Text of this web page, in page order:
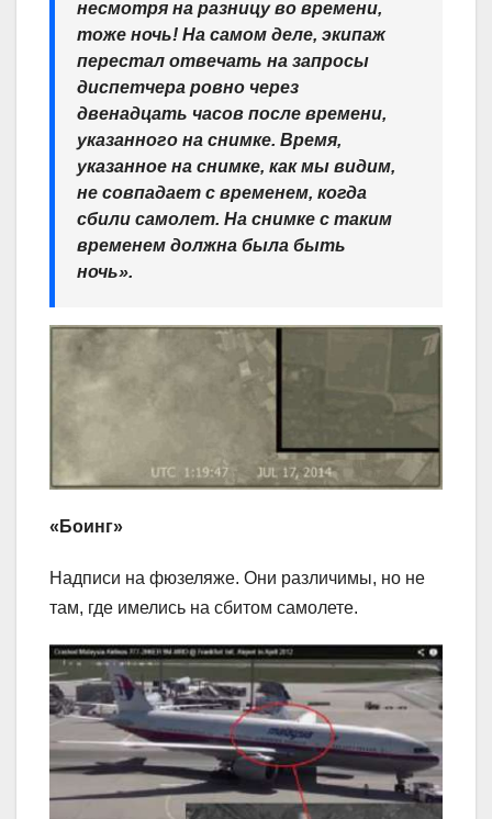
несмотря на разницу во времени,
тоже ночь! На самом деле, экипаж
перестал отвечать на запросы
диспетчера ровно через
двенадцать часов после времени,
указанного на снимке. Время,
указанное на снимке, как мы видим,
не совпадает с временем, когда
сбили самолет. На снимке с таким
временем должна была быть
ночь».
«Боинг»
Надписи на фюзеляже. Они различимы, но не
там, где имелись на сбитом самолете.